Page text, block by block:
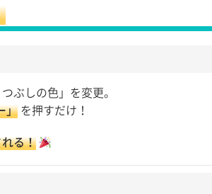
ぶしの色」を変更。
」 を押すだけ！
る！